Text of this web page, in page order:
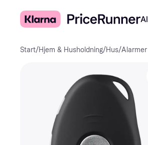
Start/Hjem & Husholdning/Hus/